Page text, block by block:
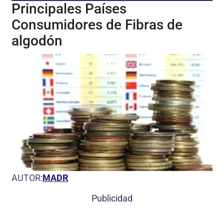
Principales Países
Consumidores de Fibras de
algodón
AUTOR:MADR
Publicidad